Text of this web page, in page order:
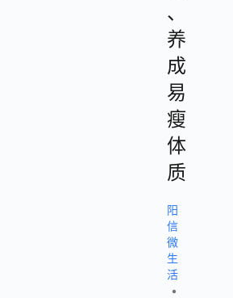
、
养
成
易
瘦
体
质
阳
信
微
生
活
•